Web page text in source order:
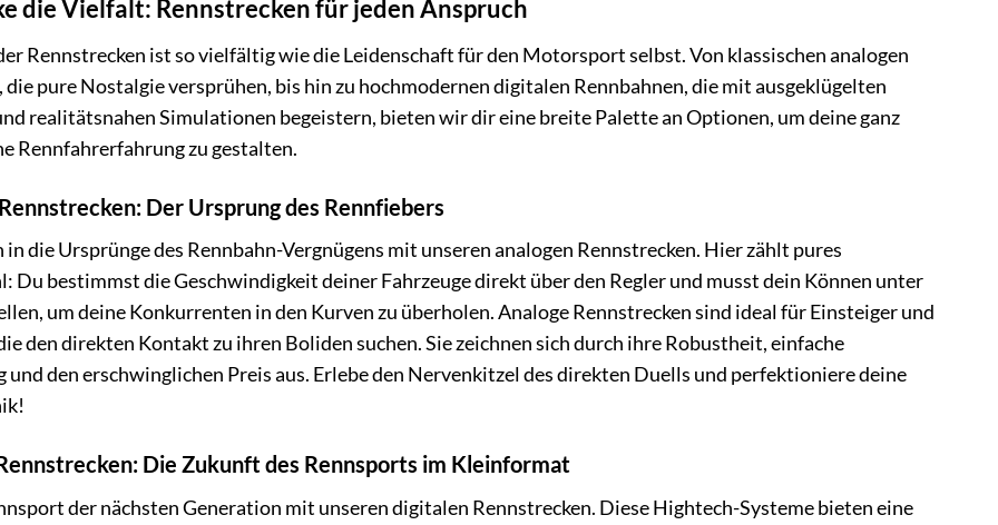
die Vielfalt: Rennstrecken für jeden Anspruch
Rennstrecken ist so vielfältig wie die Leidenschaft für den Motorsport selbst. Von klassischen analogen
die pure Nostalgie versprühen, bis hin zu hochmodernen digitalen Rennbahnen, die mit ausgeklügelten
realitätsnahen Simulationen begeistern, bieten wir dir eine breite Palette an Optionen, um deine ganz
Rennfahrerfahrung zu gestalten.
Der Ursprung des Rennfiebers
in die Ursprünge des Rennbahn-Vergnügens mit unseren analogen Rennstrecken. Hier zählt pures
Du bestimmst die Geschwindigkeit deiner Fahrzeuge direkt über den Regler und musst dein Können unter
um deine Konkurrenten in den Kurven zu überholen. Analoge Rennstrecken sind ideal für Einsteiger und
den direkten Kontakt zu ihren Boliden suchen. Sie zeichnen sich durch ihre Robustheit, einfache
und den erschwinglichen Preis aus. Erlebe den Nervenkitzel des direkten Duells und perfektioniere deine
Die Zukunft des Rennsports im Kleinformat
der nächsten Generation mit unseren digitalen Rennstrecken. Diese Hightech-Systeme bieten eine